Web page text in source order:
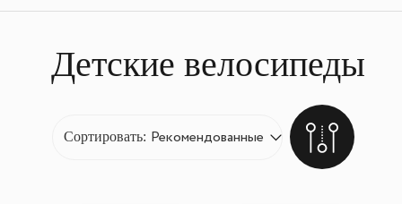
Детские велосипеды
Сортировать: